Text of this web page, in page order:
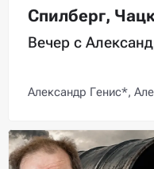
Спилберг,
Вечер с
Александр Генис*,